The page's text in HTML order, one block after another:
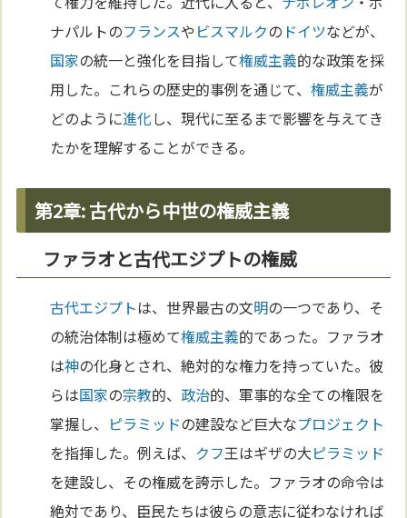
ナパルトのフランスや ビスマルクの ドイツなどが、
国家の統一と強化を目指して権威主義的な政策を採
用した。これらの歴史的事例を通じて、権威主義が
どのように進化し、現代に至るまで影響を与えてき
たかを理解することができる。
第2章: 古代から中世の権威主義
ファラオと古代エジプトの権威
古代エジプトは、世界最古の文明の一つであり、そ
の統治体制は極めて権威主義的であった。ファラオ
は神の化身とされ、絶対的な権力を持っていた。彼
らは国家の宗教的、 政治的、軍事的な全ての権限を
掌握し、 ピラミッドの建設など巨大なプロジェクト
を指揮した。例えば、 クフ王はギザの大ピラミッド
を建設し、その権威を誇示した。ファラオの命令は
絶対であり、臣民たちは彼らの意志に従わなければ